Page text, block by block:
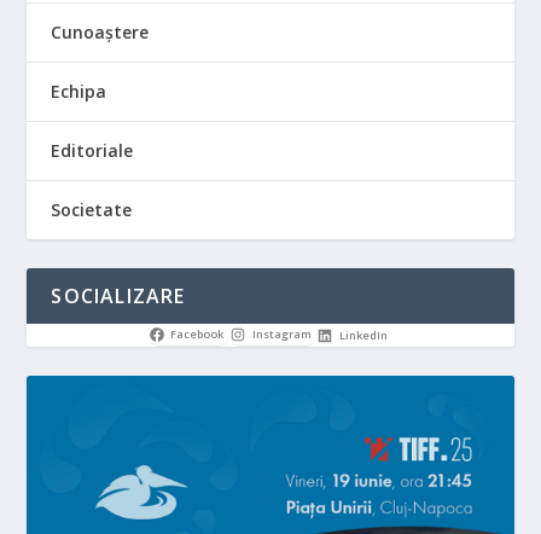
Cunoaștere
Echipa
Editoriale
Societate
SOCIALIZARE
Facebook Instagram LinkedIn